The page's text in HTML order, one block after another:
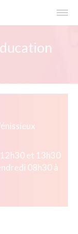
et 13h30
08h30 à